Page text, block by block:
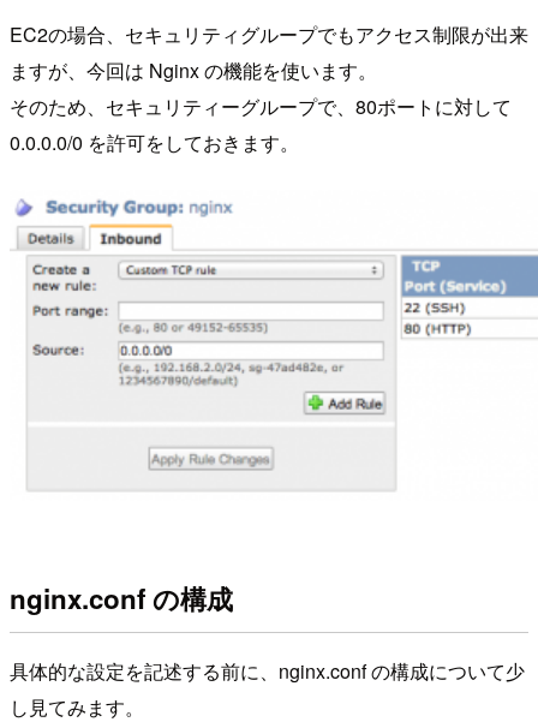
EC2の場合、セキュリティグループでもアクセス制限が出来
ますが、今回は Nginx の機能を使います。
そのため、セキュリティーグループで、80ポートに対して
0.0.0.0/0 を許可をしておきます。
nginx.conf の構成
具体的な設定を記述する前に、nginx.conf の構成について少
し見てみます。